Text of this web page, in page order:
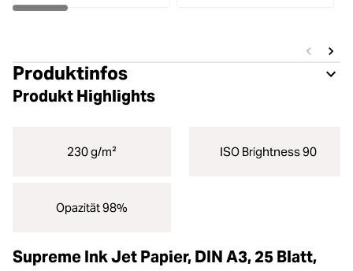
Produktinfos
Produkt Highlights
230 g/m² ISO Brightness 90
Opazität 98%
Supreme Ink Jet Papier, DIN A3, 25 Blatt,